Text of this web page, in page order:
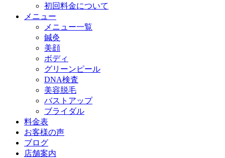
初回料金について
メニュー
メニュー一覧
鍼灸
美顔
ボディ
グリーンピール
DNA検査
美容脱毛
バストアップ
ブライダル
料金表
お客様の声
ブログ
店舗案内